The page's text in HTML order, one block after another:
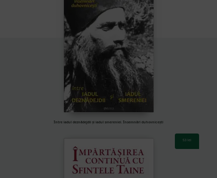
Între iadul deznădejdii și iadul smereniei. Însemnări duhovnicești
53lei